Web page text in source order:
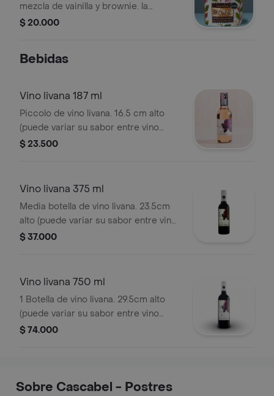
mezcla de vainilla y brownie. la
fascinación de niños y adultos. peso
$ 20.000
Bebidas
Vino livana 187 ml
Piccolo de vino livana. 16.5 cm alto
(puede variar su sabor entre vino
rosé, tinto y blanco). imagen de
$ 23.500
Vino livana 375 ml
Media botella de vino livana. 23.5cm
alto (puede variar su sabor entre vino
rosé, tinto y blanco). imagen de
$ 37.000
Vino livana 750 ml
1 Botella de vino livana. 29.5cm alto
(puede variar su sabor entre vino
rosé, tinto y blanco). imagen de
$ 74.000
Sobre Cascabel - Postres